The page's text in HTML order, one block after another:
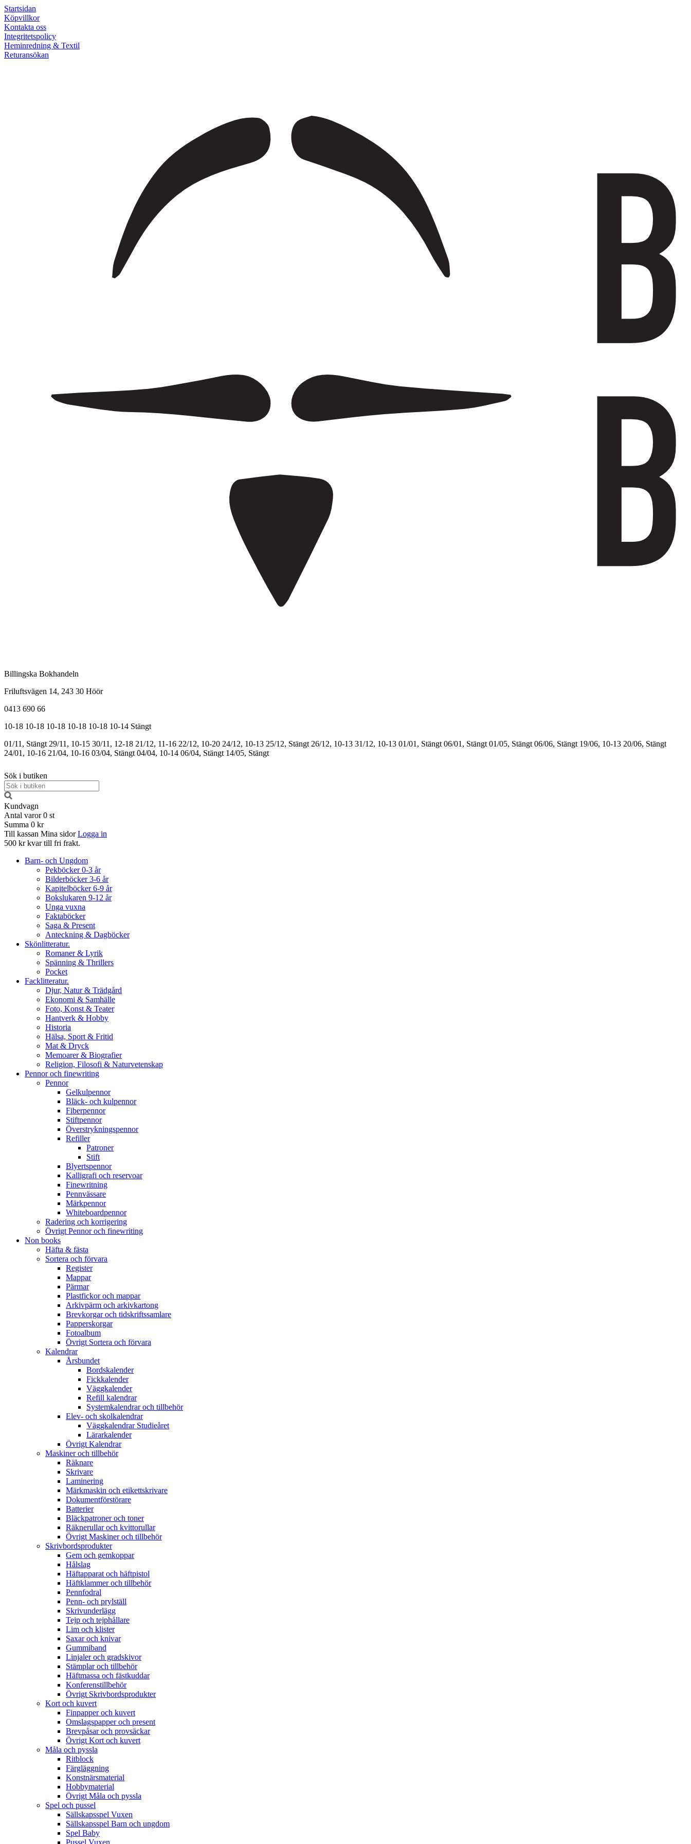
Startsidan
Köpvillkor
Kontakta oss
Integritetspolicy
Heminredning & Textil
Returansökan
Billingska Bokhandeln
Friluftsvägen 14, 243 30 Höör
0413 690 66
10-18 10-18 10-18 10-18 10-18 10-14 Stängt
01/11, Stängt 29/11, 10-15 30/11, 12-18 21/12, 11-16 22/12, 10-20 24/12, 10-13 25/12, Stängt 26/12, 10-13 31/12, 10-13 01/01, Stängt 06/01, Stängt 01/05, Stängt 06/06, Stängt 19/06, 10-13 20/06, Stängt
24/01, 10-16 21/04, 10-16 03/04, Stängt 04/04, 10-14 06/04, Stängt 14/05, Stängt
Sök i butiken
Kundvagn
Antal varor 0 st
Summa 0 kr
Till kassan Mina sidor Logga in
500 kr kvar till fri frakt.
Barn- och Ungdom
Pekböcker 0-3 år
Bilderböcker 3-6 år
Kapitelböcker 6-9 år
Bokslukaren 9-12 år
Unga vuxna
Faktaböcker
Saga & Present
Anteckning & Dagböcker
Skönlitteratur.
Romaner & Lyrik
Spänning & Thrillers
Pocket
Facklitteratur.
Djur, Natur & Trädgård
Ekonomi & Samhälle
Foto, Konst & Teater
Hantverk & Hobby
Historia
Hälsa, Sport & Fritid
Mat & Dryck
Memoarer & Biografier
Religion, Filosofi & Naturvetenskap
Pennor och finewriting
Pennor
Gelkulpennor
Bläck- och kulpennor
Fiberpennor
Stiftpennor
Överstrykningspennor
Refiller
Patroner
Stift
Blyertspennor
Kalligrafi och reservoar
Finewritning
Pennvässare
Märkpennor
Whiteboardpennor
Radering och korrigering
Övrigt Pennor och finewriting
Non books
Häfta & fästa
Sortera och förvara
Register
Mappar
Pärmar
Plastfickor och mappar
Arkivpärm och arkivkartong
Brevkorgar och tidskriftssamlare
Papperskorgar
Fotoalbum
Övrigt Sortera och förvara
Kalendrar
Årsbundet
Bordskalender
Fickkalender
Väggkalender
Refill kalendrar
Systemkalendrar och tillbehör
Elev- och skolkalendrar
Väggkalendrar Studieåret
Lärarkalender
Övrigt Kalendrar
Maskiner och tillbehör
Räknare
Skrivare
Laminering
Märkmaskin och etikettskrivare
Dokumentförstörare
Batterier
Bläckpatroner och toner
Räknerullar och kvittorullar
Övrigt Maskiner och tillbehör
Skrivbordsprodukter
Gem och gemkoppar
Hålslag
Häftapparat och häftpistol
Häftklammer och tillbehör
Pennfodral
Penn- och prylställ
Skrivunderlägg
Tejp och tejphållare
Lim och klister
Saxar och knivar
Gummiband
Linjaler och gradskivor
Stämplar och tillbehör
Häftmassa och fästkuddar
Konferenstillbehör
Övrigt Skrivbordsprodukter
Kort och kuvert
Finpapper och kuvert
Omslagspapper och present
Brevpåsar och provsäckar
Övrigt Kort och kuvert
Måla och pyssla
Ritblock
Färgläggning
Konstnärsmaterial
Hobbymaterial
Övrigt Måla och pyssla
Spel och pussel
Sällskapsspel Vuxen
Sällskapsspel Barn och ungdom
Spel Baby
Pussel Vuxen